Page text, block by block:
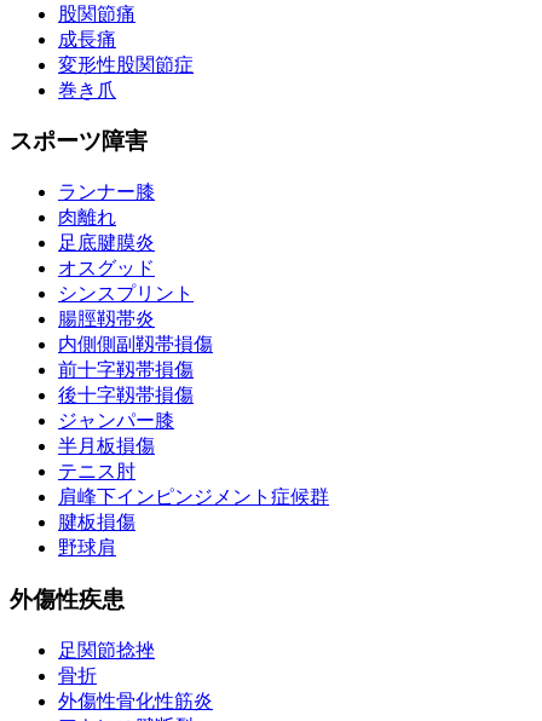
股関節痛
成長痛
変形性股関節症
巻き爪
スポーツ障害
ランナー膝
肉離れ
足底腱膜炎
オスグッド
シンスプリント
腸脛靱帯炎
内側側副靱帯損傷
前十字靱帯損傷
後十字靱帯損傷
ジャンパー膝
半月板損傷
テニス肘
肩峰下インピンジメント症候群
腱板損傷
野球肩
外傷性疾患
足関節捻挫
骨折
外傷性骨化性筋炎